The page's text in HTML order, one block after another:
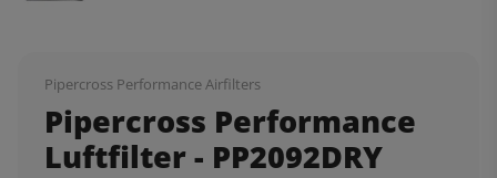
Pipercross Performance Airfilters
Pipercross Performance
Luftfilter - PP2092DRY